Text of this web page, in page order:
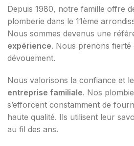
Depuis 1980, notre famille offre
plomberie dans le 11ème
Nous sommes devenus une
expérience. Nous prenons
dévouement.
Nous valorisons la confiance et
entreprise familiale. Nos
s’efforcent constamment de
haute qualité. Ils utilisent leur
au fil des ans.